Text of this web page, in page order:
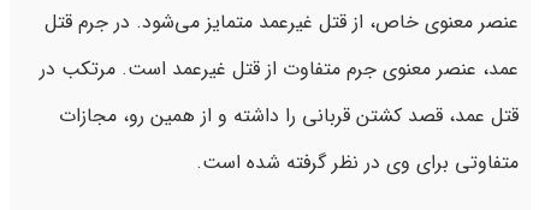
عنصر معنوی خاص، از قتل غیرعمد متمایز می‌شود. در جرم قتل
عمد، عنصر معنوی جرم متفاوت از قتل غیرعمد است. مرتکب در
قتل عمد، قصد کشتن قربانی را داشته و از همین رو، مجازات
متفاوتی برای وی در نظر گرفته شده است.